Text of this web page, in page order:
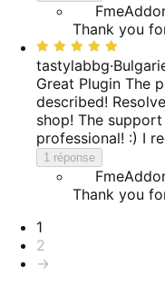
Thank you
Noté
5
sur
5
tastylabbg·
Great Plugin The
described!
shop! The
professional! :) I
1 réponse
Thank you
Pagination
1
2
→